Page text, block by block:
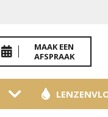
MAAK EEN
AFSPRAAK